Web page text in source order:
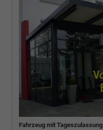
Fahrzeug mit Tageszulassung